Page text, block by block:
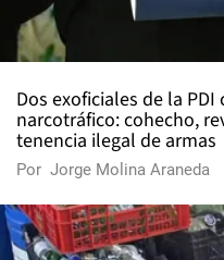
Dos exoficiales de la
narcotráfico: cohecho,
tenencia ilegal de armas
Por Jorge Molina Araneda